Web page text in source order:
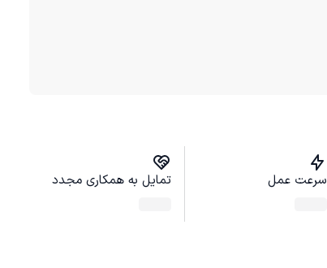
سرعت عمل تمایل به همکاری مجدد